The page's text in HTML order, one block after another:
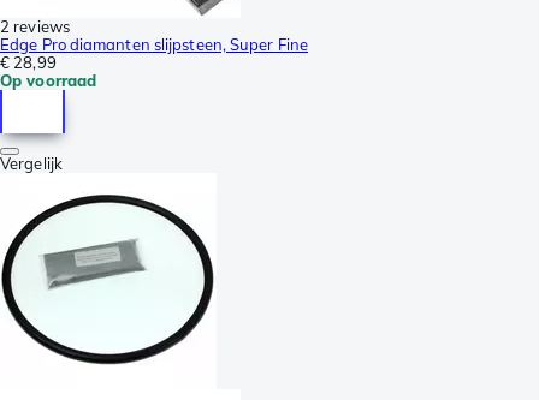
2 reviews
Edge Pro diamanten slijpsteen, Super Fine
€ 28,99
Op voorraad
Vergelijk